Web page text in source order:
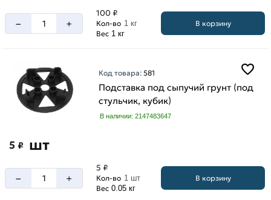
– +
100 ₽
Кол-во 1 кг
Вес 1 кг
В корзину
Код товара:581
Подставка под сыпучий грунт (под
стульчик, кубик)
В наличии: 2147483647
5 ₽ шт
– +
5 ₽
Кол-во 1 шт
Вес 0.05 кг
В корзину